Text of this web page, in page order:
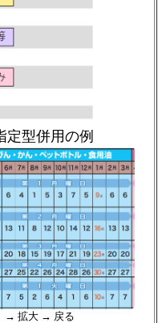
定型併用の例
→ 拡大 → 戻る